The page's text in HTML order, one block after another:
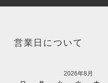
営業日について
2026年8月